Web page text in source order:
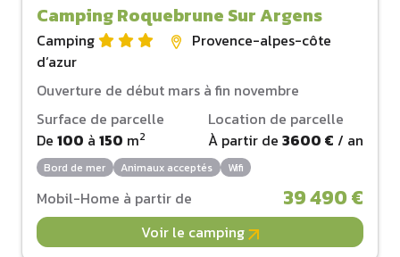
Camping Roquebrune Sur Argens
Camping
Provence-alpes-côte
d‘azur
Ouverture de début mars à fin novembre
Surface de parcelle
De 100 à 150 m2
Location de parcelle
À partir de 3600 € / an
Bord de mer Animaux acceptés Wifi
Mobil-Home à partir de 39 490 €
Voir le camping